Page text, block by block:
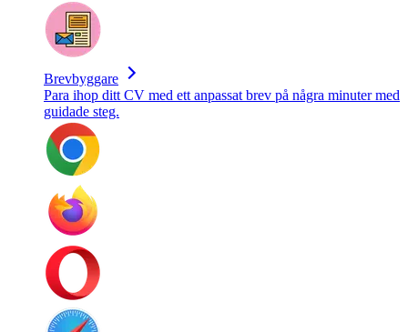
Brevbyggare
Para ihop ditt CV med ett anpassat brev på några minuter med
guidade steg.